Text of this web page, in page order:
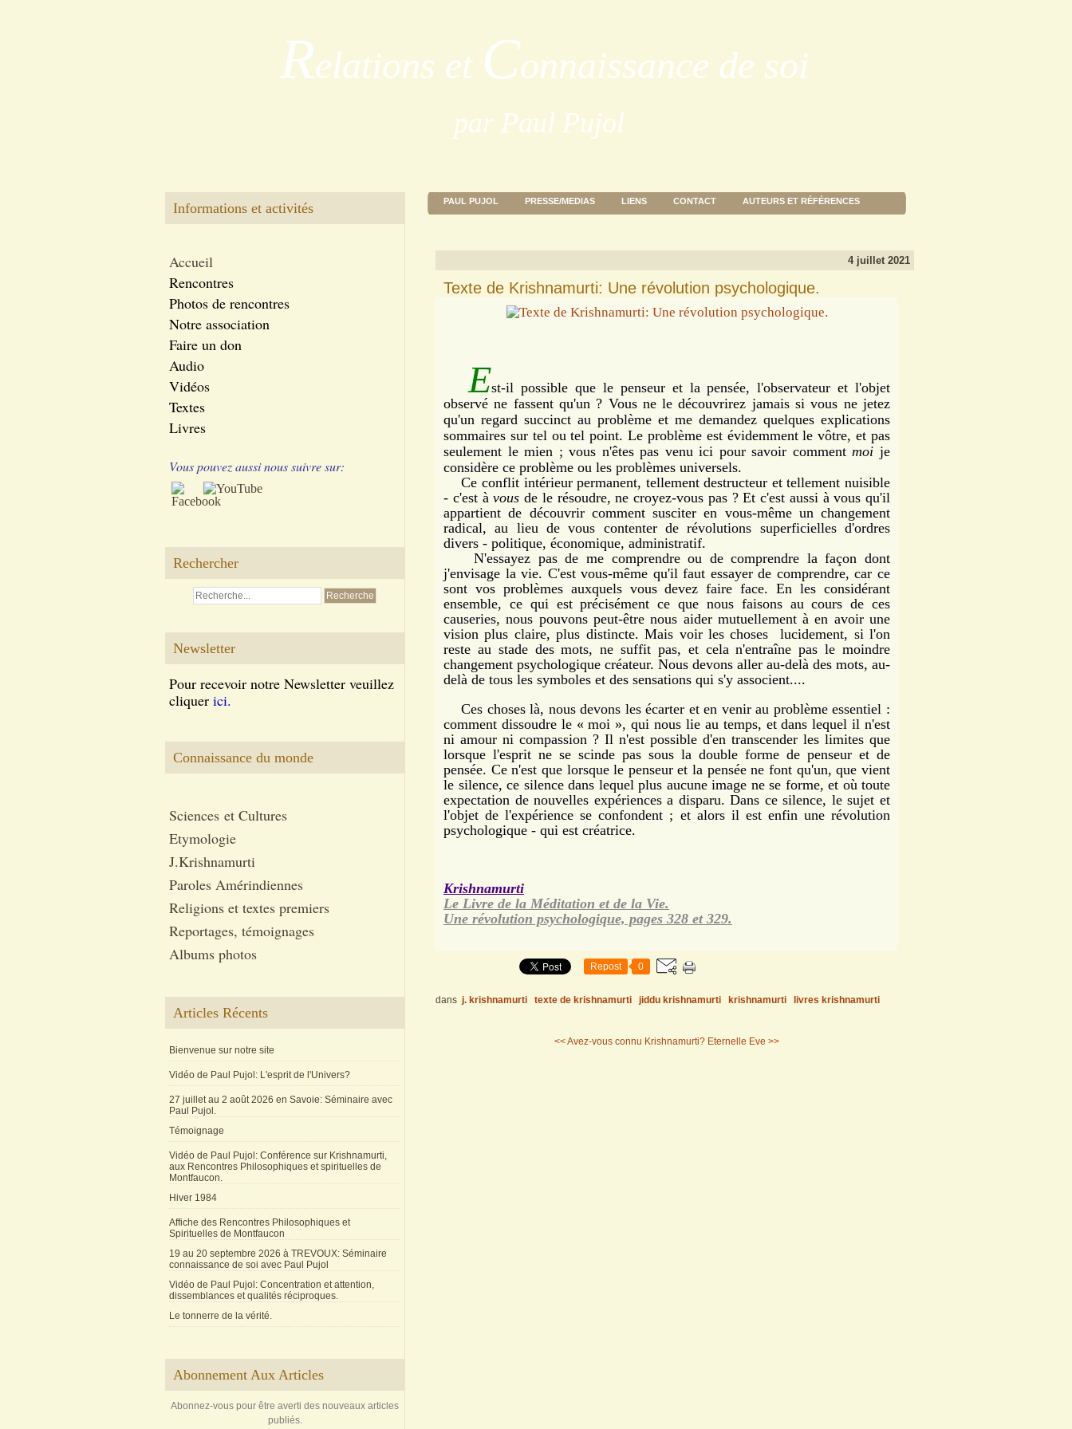
Relations et Connaissance de soi
par Paul Pujol
Informations et activités
Accueil
Rencontres
Photos de rencontres
Notre association
Faire un don
Audio
Vidéos
Textes
Livres
Vous pouvez aussi nous suivre sur:
Rechercher
Newsletter
Pour recevoir notre Newsletter veuillez
cliquer ici.
Connaissance du monde
Sciences et Cultures
Etymologie
J.Krishnamurti
Paroles Amérindiennes
Religions et textes premiers
Reportages, témoignages
Albums photos
Articles Récents
Bienvenue sur notre site
Vidéo de Paul Pujol: L'esprit de l'Univers?
27 juillet au 2 août 2026 en Savoie: Séminaire avec
Paul Pujol.
Témoignage
Vidéo de Paul Pujol: Conférence sur Krishnamurti,
aux Rencontres Philosophiques et spirituelles de
Montfaucon.
Hiver 1984
Affiche des Rencontres Philosophiques et
Spirituelles de Montfaucon
19 au 20 septembre 2026 à TREVOUX: Séminaire
connaissance de soi avec Paul Pujol
Vidéo de Paul Pujol: Concentration et attention,
dissemblances et qualités réciproques.
Le tonnerre de la vérité.
Abonnement Aux Articles
Abonnez-vous pour être averti des nouveaux articles
publiés.
PAUL PUJOL PRESSE/MEDIAS LIENS CONTACT AUTEURS ET RÉFÉRENCES
4 juillet 2021
Texte de Krishnamurti: Une révolution psychologique.
Est-il possible que le penseur et la pensée, l'observateur et l'objet
observé ne fassent qu'un ? Vous ne le découvrirez jamais si vous ne jetez
qu'un regard succinct au problème et me demandez quelques explications
sommaires sur tel ou tel point. Le problème est évidemment le vôtre, et pas
seulement le mien ; vous n'êtes pas venu ici pour savoir comment moi je
considère ce problème ou les problèmes universels.
Ce conflit intérieur permanent, tellement destructeur et tellement nuisible
- c'est àvous de le résoudre, ne croyez-vous pas ? Et c'est aussi à vous qu'il
appartient de découvrir comment susciter en vous-même un changement
radical, au lieu de vous contenter de révolutions superficielles d'ordres
divers - politique, économique, administratif.
N'essayez pas de me comprendre ou de comprendre la façon dont
j'envisage la vie. C'est vous-même qu'il faut essayer de comprendre, car ce
sont vos problèmes auxquels vous devez faire face. En les considérant
ensemble, ce qui est précisément ce que nous faisons au cours de ces
causeries, nous pouvons peut-être nous aider mutuellement à en avoir une
vision plus claire, plus distincte. Mais voir les choses lucidement, si l'on
reste au stade des mots, ne suffit pas, et cela n'entraîne pas le moindre
changement psychologique créateur. Nous devons aller au-delà des mots, au-
delà de tous les symboles et des sensations qui s'y associent....
Ces choses là, nous devons les écarter et en venir au problème essentiel :
comment dissoudre le « moi », qui nous lie au temps, et dans lequel il n'est
ni amour ni compassion ? Il n'est possible d'en transcender les limites que
lorsque l'esprit ne se scinde pas sous la double forme de penseur et de
pensée. Ce n'est que lorsque le penseur et la pensée ne font qu'un, que vient
le silence, ce silence dans lequel plus aucune image ne se forme, et où toute
expectation de nouvelles expériences a disparu. Dans ce silence, le sujet et
l'objet de l'expérience se confondent ; et alors il est enfin une révolution
psychologique - qui est créatrice.
Krishnamurti
Le Livre de la Méditation et de la Vie.
Une révolution psychologique, pages 328 et 329.
Repost 0
dans j. krishnamurti texte de krishnamurti jiddu krishnamurti krishnamurti livres krishnamurti
<< Avez-vous connu Krishnamurti? Eternelle Eve >>